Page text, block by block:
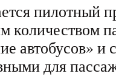
пилотный
количеством
автобусов» и
для